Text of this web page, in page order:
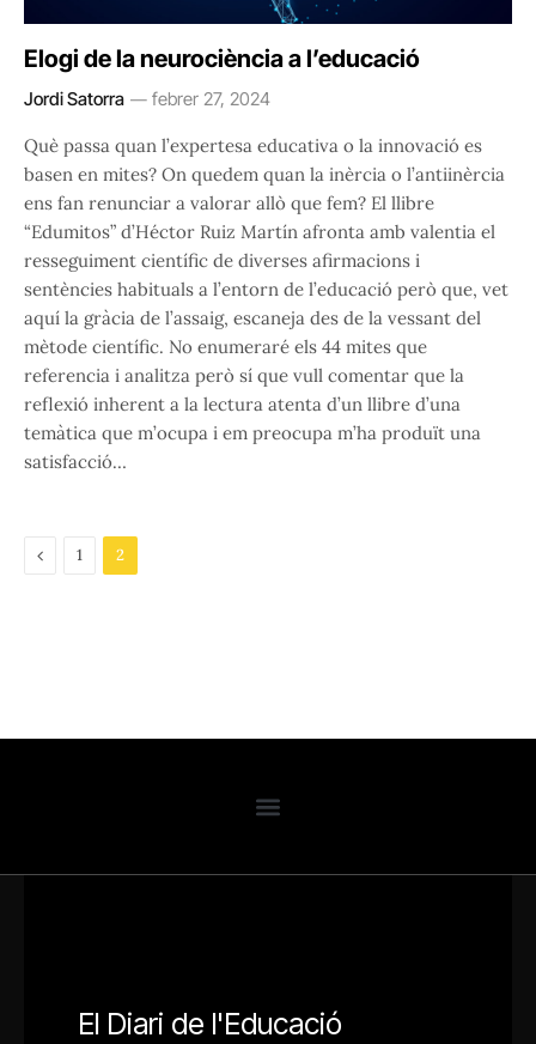
Elogi de la neurociència a l’educació
Jordi Satorra febrer 27, 2024
Què passa quan l’expertesa educativa o la innovació es
basen en mites? On quedem quan la inèrcia o l’antiinèrcia
ens fan renunciar a valorar allò que fem? El llibre
“Edumitos” d’Héctor Ruiz Martín afronta amb valentia el
resseguiment científic de diverses afirmacions i
sentències habituals a l’entorn de l’educació però que, vet
aquí la gràcia de l’assaig, escaneja des de la vessant del
mètode científic. No enumeraré els 44 mites que
referencia i analitza però sí que vull comentar que la
reflexió inherent a la lectura atenta d’un llibre d’una
temàtica que m’ocupa i em preocupa m’ha produït una
satisfacció…
Previous
1 2